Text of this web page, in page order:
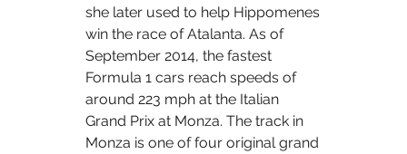
she later used to help Hippomenes
win the race of Atalanta. As of
September 2014, the fastest
Formula 1 cars reach speeds of
around 223 mph at the Italian
Grand Prix at Monza. The track in
Monza is one of four original grand